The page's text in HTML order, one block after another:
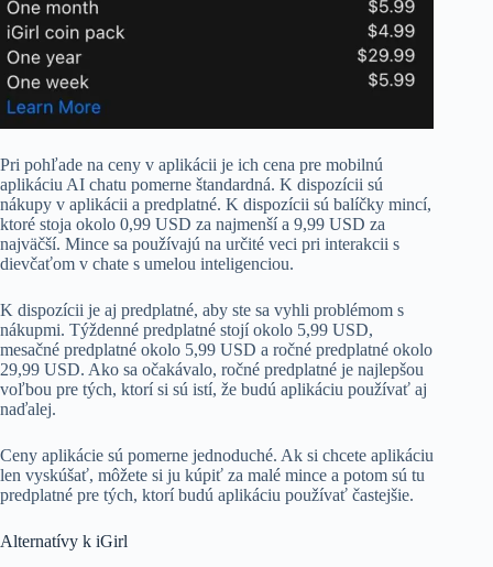
Pri pohľade na ceny v aplikácii je ich cena pre mobilnú
aplikáciu AI chatu pomerne štandardná. K dispozícii sú
nákupy v aplikácii a predplatné. K dispozícii sú balíčky mincí,
ktoré stoja okolo 0,99 USD za najmenší a 9,99 USD za
najväčší. Mince sa používajú na určité veci pri interakcii s
dievčaťom v chate s umelou inteligenciou.
K dispozícii je aj predplatné, aby ste sa vyhli problémom s
nákupmi. Týždenné predplatné stojí okolo 5,99 USD,
mesačné predplatné okolo 5,99 USD a ročné predplatné okolo
29,99 USD. Ako sa očakávalo, ročné predplatné je najlepšou
voľbou pre tých, ktorí si sú istí, že budú aplikáciu používať aj
naďalej.
Ceny aplikácie sú pomerne jednoduché. Ak si chcete aplikáciu
len vyskúšať, môžete si ju kúpiť za malé mince a potom sú tu
predplatné pre tých, ktorí budú aplikáciu používať častejšie.
Alternatívy k iGirl